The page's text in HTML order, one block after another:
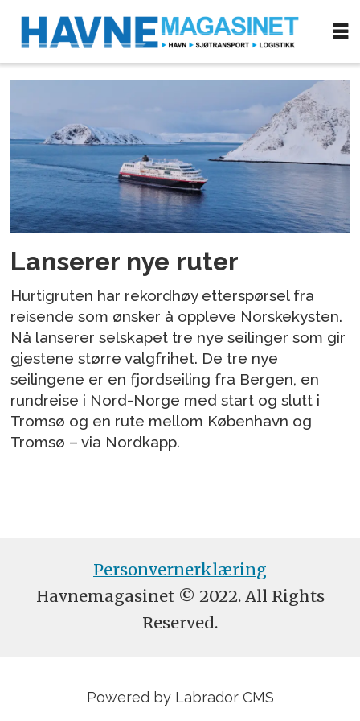
Tag:
nordkapp
Lanserer nye ruter
Hurtigruten har rekordhøy etterspørsel fra
reisende som ønsker å oppleve Norskekysten.
Nå lanserer selskapet tre nye seilinger som gir
gjestene større valgfrihet. De tre nye
seilingene er en fjordseiling fra Bergen, en
rundreise i Nord-Norge med start og slutt i
Tromsø og en rute mellom København og
Tromsø – via Nordkapp.
Personvernerklæring
Havnemagasinet © 2022. All Rights
Reserved.
Powered by Labrador CMS